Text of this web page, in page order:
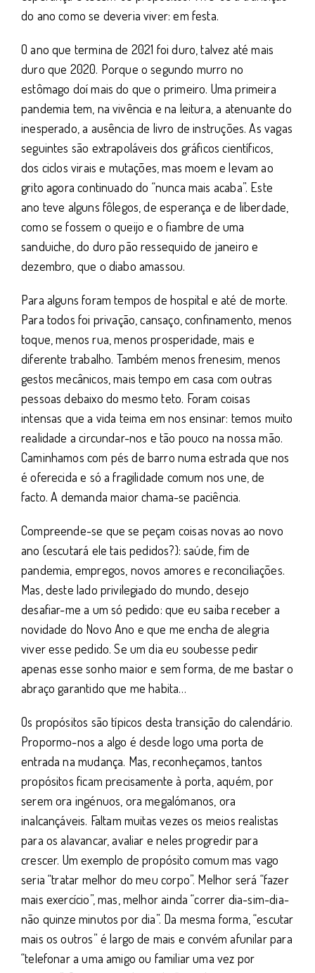
do ano como se deveria viver: em festa.
O ano que termina de 2021 foi duro, talvez até mais
duro que 2020. Porque o segundo murro no
estômago doí mais do que o primeiro. Uma primeira
pandemia tem, na vivência e na leitura, a atenuante do
inesperado, a ausência de livro de instruções. As vagas
seguintes são extrapoláveis dos gráficos científicos,
dos ciclos virais e mutações, mas moem e levam ao
grito agora continuado do “nunca mais acaba”. Este
ano teve alguns fôlegos, de esperança e de liberdade,
como se fossem o queijo e o fiambre de uma
sanduiche, do duro pão ressequido de janeiro e
dezembro, que o diabo amassou.
Para alguns foram tempos de hospital e até de morte.
Para todos foi privação, cansaço, confinamento, menos
toque, menos rua, menos prosperidade, mais e
diferente trabalho. Também menos frenesim, menos
gestos mecânicos, mais tempo em casa com outras
pessoas debaixo do mesmo teto. Foram coisas
intensas que a vida teima em nos ensinar: temos muito
realidade a circundar-nos e tão pouco na nossa mão.
Caminhamos com pés de barro numa estrada que nos
é oferecida e só a fragilidade comum nos une, de
facto. A demanda maior chama-se paciência.
Compreende-se que se peçam coisas novas ao novo
ano (escutará ele tais pedidos?): saúde, fim de
pandemia, empregos, novos amores e reconciliações.
Mas, deste lado privilegiado do mundo, desejo
desafiar-me a um só pedido: que eu saiba receber a
novidade do Novo Ano e que me encha de alegria
viver esse pedido. Se um dia eu soubesse pedir
apenas esse sonho maior e sem forma, de me bastar o
abraço garantido que me habita…
Os propósitos são típicos desta transição do calendário.
Propormo-nos a algo é desde logo uma porta de
entrada na mudança. Mas, reconheçamos, tantos
propósitos ficam precisamente à porta, aquém, por
serem ora ingénuos, ora megalómanos, ora
inalcançáveis. Faltam muitas vezes os meios realistas
para os alavancar, avaliar e neles progredir para
crescer. Um exemplo de propósito comum mas vago
seria “tratar melhor do meu corpo”. Melhor será “fazer
mais exercício”, mas, melhor ainda “correr dia-sim-dia-
não quinze minutos por dia”. Da mesma forma, “escutar
mais os outros” é largo de mais e convém afunilar para
“telefonar a uma amigo ou familiar uma vez por